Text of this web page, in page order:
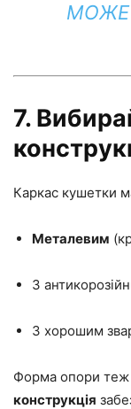
7.
Каркас кушетки
Металевим
З
З хорошим
Форма опори теж
конструкція